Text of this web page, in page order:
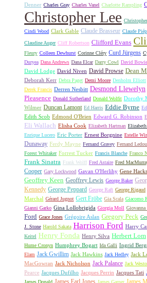
Denner Charles Gray Charles Vanel Charlotte Rampling
Christopher Lee
Cindi Wood Clark Gable Claude Brasseur Claude
Claudine Auger Cliff Robertson Clifford Evans
Fleury Colleen Dewhurst Corinne Cléry Curd Jürgens
Duryea Dana Andrews Dana Elcar Darry Cowl David Bowie
David Lodge David Niven David Prowse Dean
Deborah Kerr Debra Paget Demi Moore Denholm Elliott
Derek Francis Derren Nesbitt Desmond Llewelyn
Pleasence Donald Sutherland Donald Wolfit Dorothy
Wilmer Duncan Lamont Ed Harris Eddie Byrne
Edith Scob Edmond O'Brien Edward G. Robinson
Eli Wallach Elisha Cook Elizabeth Hartman
Enrique Lucero Eric Porter Ernest Borgnine Estelle
Dunaway Ferdy Mayne Fernand Gravey Fernand
Forest Whitaker Forrest Tucker Francis Blanche Franco
Frank Sinatra Frank Wolff Fred Astaire Fred
Cooper Gary Lockwood Gavan O'Herlihy Gene
Geoffrey Keen Geoffrey Lewis George Baker
Kennedy George Peppard George Raft George Rigaud
Marchal Gérard Jugnot Gert Fröbe Gia Scala Giacomo
Gianni Garko Gina Lollobrigida Giorgia Moll
Ford Grace Jones Grégoire Aslan Gregory Peck
J. Stone Harold Sakata Harrison Ford Harry
Keitel Henry Fonda Henry Silva Herbert Lom
Hume Cronyn Humphrey Bogart Ida Galli Ingrid
Elam Jack Gwillim Jack Hawkins Jack Hedley Jack
MacGowran Jack Nicholson Jack Palance Jack
Pearce Jacques Dufilho Jacques Perrin Jacques Tati
James Donald James Earl Jones James Garner James